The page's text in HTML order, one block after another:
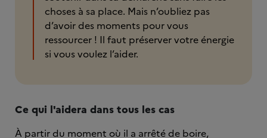
choses à sa place. Mais n’oubliez pas
d’avoir des moments pour vous
ressourcer ! Il faut préserver votre énergie
si vous voulez l’aider.
Ce qui l'aidera dans tous les cas
À partir du moment où il a arrêté de boire,